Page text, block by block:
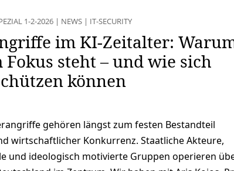
1-2-2026| NEWS| IT-SECURITY
im KI-Zeitalter:
steht – und wie sich
können
gehören längst zum festen Bestandteil
wirtschaftlicher Konkurrenz. Staatliche Akteure,
und ideologisch motivierte Gruppen operieren